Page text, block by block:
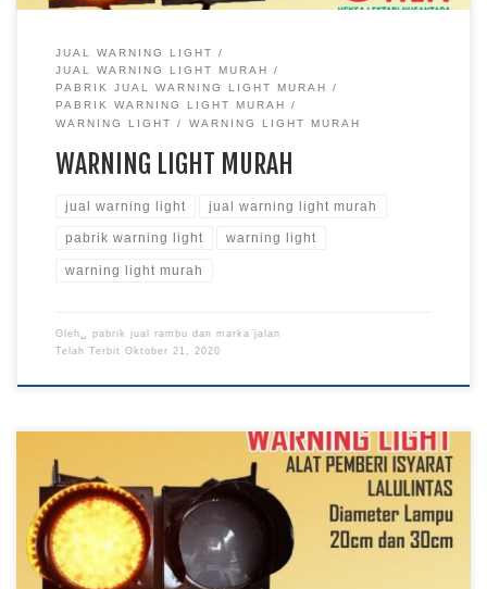
JUAL WARNING LIGHT
JUAL WARNING LIGHT MURAH
PABRIK JUAL WARNING LIGHT MURAH
PABRIK WARNING LIGHT MURAH
WARNING LIGHT
WARNING LIGHT MURAH
WARNING LIGHT MURAH
jual warning light jual warning light murah
pabrik warning light warning light
warning light murah
Oleh␣ pabrik jual rambu dan marka jalan
Telah Terbit Oktober 21, 2020